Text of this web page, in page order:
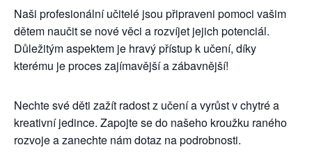
Naši profesionální učitelé jsou připraveni pomoci vašim
dětem naučit se nové věci a rozvíjet jejich potenciál.
Důležitým aspektem je hravý přístup k učení, díky
kterému je proces zajímavější a zábavnější!
Nechte své děti zažít radost z učení a vyrůst v chytré a
kreativní jedince. Zapojte se do našeho kroužku raného
rozvoje a zanechte nám dotaz na podrobnosti.